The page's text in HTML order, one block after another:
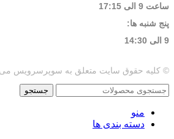
ساعت 9 الی 17:15
پنج شنبه ها:
9 الی 14:30
© کلیه حقوق سایت متعلق به سوپرسرویس می
جستجو
منو
دسته بندی ها